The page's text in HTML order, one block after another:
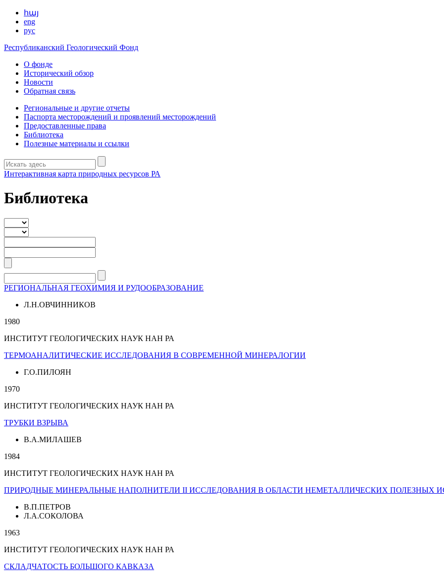
հայ
eng
рус
Республиканский Геологический Фонд
О фонде
Исторический обзор
Новости
Обратная связь
Региональные и другие отчеты
Паспорта месторождений и проявлений месторождений
Предоставленные права
Библиотека
Полезные материалы и ссылки
Интерактивная карта природных ресурсов РА
Библиотека
РЕГИОНАЛЬНАЯ ГЕОХИМИЯ И РУДООБРАЗОВАНИЕ
Л.Н.ОВЧИННИКОВ
1980
ИНСТИТУТ ГЕОЛОГИЧЕСКИХ НАУК НАН РА
ТЕРМОАНАЛИТИЧЕСКИЕ ИССЛЕДОВАНИЯ В СОВРЕМЕННОЙ МИНЕРАЛОГИИ
Г.О.ПИЛОЯН
1970
ИНСТИТУТ ГЕОЛОГИЧЕСКИХ НАУК НАН РА
ТРУБКИ ВЗРЫВА
В.А.МИЛАШЕВ
1984
ИНСТИТУТ ГЕОЛОГИЧЕСКИХ НАУК НАН РА
ПРИРОДНЫЕ МИНЕРАЛЬНЫЕ НАПОЛНИТЕЛИ II ИССЛЕДОВАНИЯ В ОБЛАСТИ НЕМЕТАЛЛИЧЕСКИХ ПОЛЕЗНЫХ
В.П.ПЕТРОВ
Л.А.СОКОЛОВА
1963
ИНСТИТУТ ГЕОЛОГИЧЕСКИХ НАУК НАН РА
СКЛАДЧАТОСТЬ БОЛЬШОГО КАВКАЗА